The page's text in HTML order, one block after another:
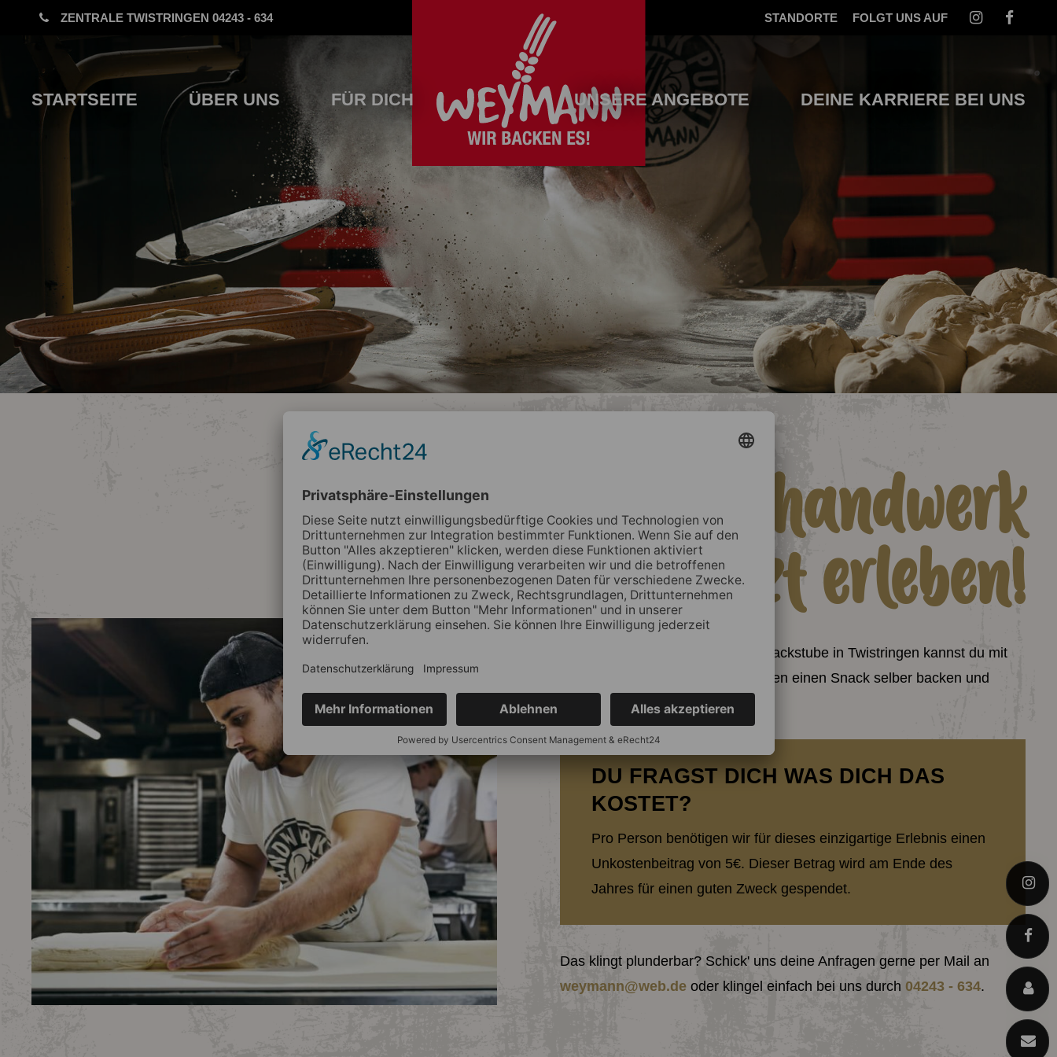
FOLGT UNS AUF
STANDORTE
ZENTRALE TWISTRINGEN 04243 - 634
STARTSEITE ÜBER UNS FÜR DICH UNSERE ANGEBOTE DEINE KARRIERE BEI UNS
Echtes Backhandwerk
jetzt erleben!
Bei einer Führung durch unsere Backstube in Twistringen kannst du mit
einer Gruppe ab 10 bis 25 Personen einen Snack selber backen und
echtes Backhandwerk erleben.
DU FRAGST DICH WAS DICH DAS
KOSTET?
Pro Person benötigen wir für dieses einzigartige Erlebnis einen
Unkostenbeitrag von 5€. Dieser Betrag wird am Ende des
Jahres für einen guten Zweck gespendet.
Das klingt plunderbar? Schick' uns deine Anfragen gerne per Mail an
weymann@web.de oder klingel einfach bei uns durch 04243 - 634.